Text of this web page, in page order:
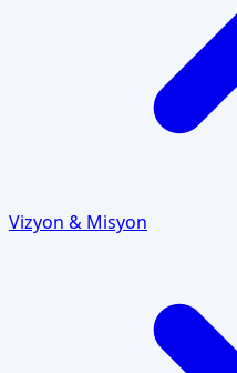
Vizyon & Misyon